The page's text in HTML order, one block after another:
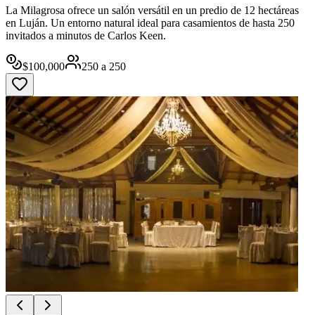
La Milagrosa ofrece un salón versátil en un predio de 12 hectáreas
en Luján. Un entorno natural ideal para casamientos de hasta 250
invitados a minutos de Carlos Keen.
$100,000 250 a 250